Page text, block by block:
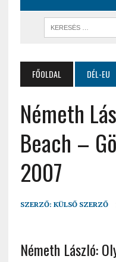
FŐOLDAL DÉL-EU
Németh
Beach –
2007
SZERZŐ: KÜLSŐ SZERZŐ
Németh László: